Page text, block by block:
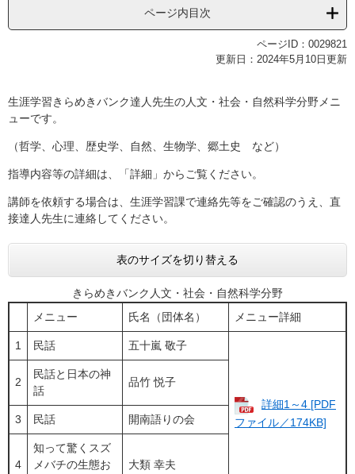
ページ内目次
ページID：0029821
更新日：2024年5月10日更新
生涯学習きらめきバンク達人先生の人文・社会・自然科学分野メニ
ューです。
（哲学、心理、歴史学、自然、生物学、郷土史 など）
指導内容等の詳細は、「詳細」からご覧ください。
講師を依頼する場合は、生涯学習課で連絡先等をご確認のうえ、直
接達人先生に連絡してください。
表のサイズを切り替える
きらめきバンク人文・社会・自然科学分野
メニュー
氏名（団体名） メニュー詳細
1 民話 ​​五十嵐 敬子
詳細1～4 [PDF
ファイル／174KB]
2
民話と日本の神
話
​​品竹 悦子
3 民話 ​​開南語りの会
4
知って驚くスズ
メバチの生態お
​​大類 幸夫